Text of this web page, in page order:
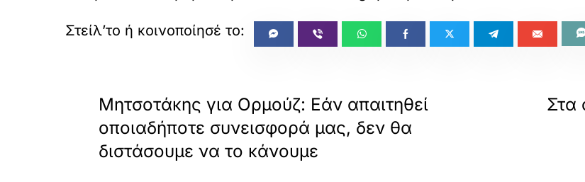
Μητσοτάκης για Ορμούζ: Εάν απαιτηθεί
οποιαδήποτε συνεισφορά μας, δεν θα
διστάσουμε να το κάνουμε
Στα